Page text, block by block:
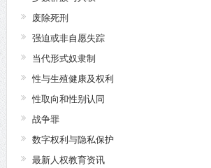
废除死刑
强迫或非自愿失踪
当代形式奴隶制
性与生殖健康及权利
性取向和性别认同
战争罪
数字权利与隐私保护
最新人权教育资讯